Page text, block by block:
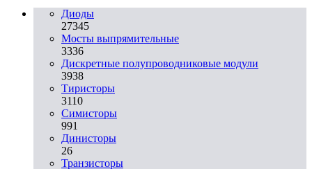
Диоды
27345
Мосты выпрямительные
3336
Дискретные полупроводниковые модули
3938
Тиристоры
3110
Симисторы
991
Динисторы
26
Транзисторы